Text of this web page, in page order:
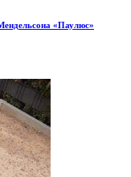
«Паулюс»